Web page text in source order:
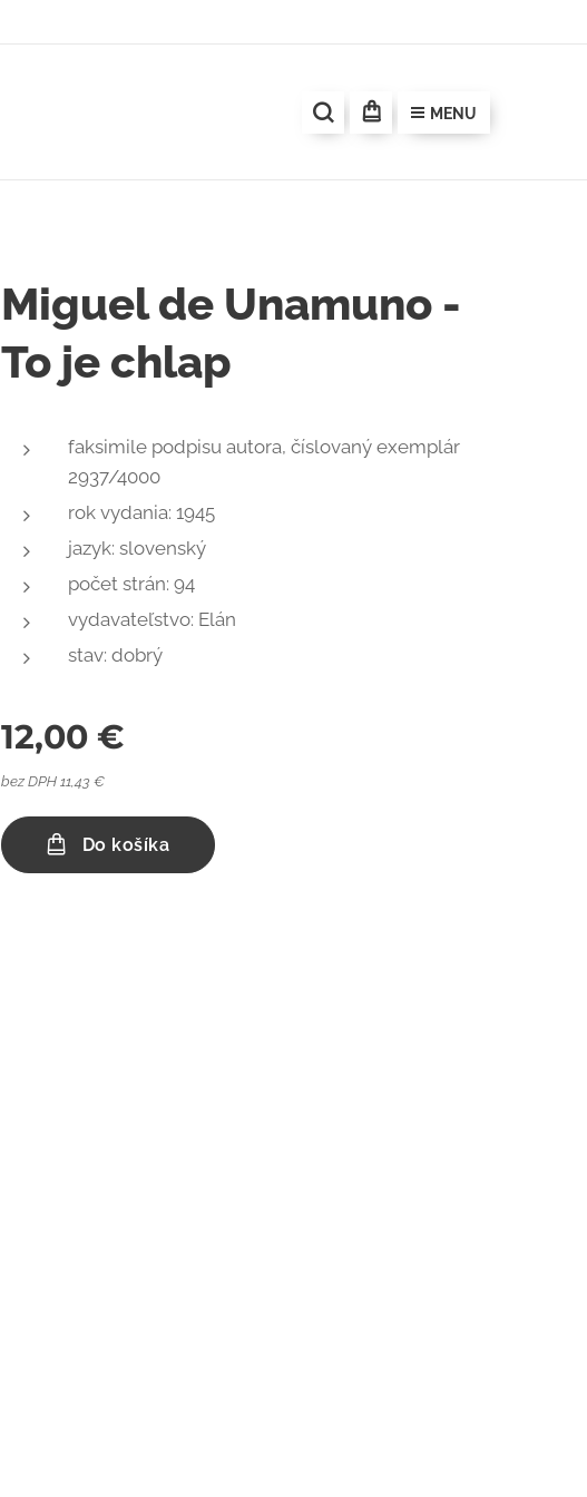
MENU
Miguel de Unamuno -
To je chlap
faksimile podpisu autora, číslovaný exemplár
2937/4000
rok vydania: 1945
jazyk: slovenský
počet strán: 94
vydavateľstvo: Elán
stav: dobrý
12,00 €
bez DPH 11,43 €
Do košíka